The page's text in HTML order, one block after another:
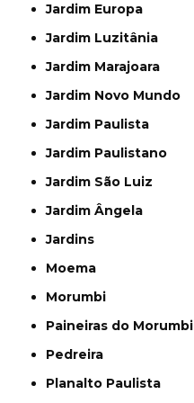
Jardim Europa
Jardim Luzitânia
Jardim Marajoara
Jardim Novo Mundo
Jardim Paulista
Jardim Paulistano
Jardim São Luiz
Jardim Ângela
Jardins
Moema
Morumbi
Paineiras do Morumbi
Pedreira
Planalto Paulista